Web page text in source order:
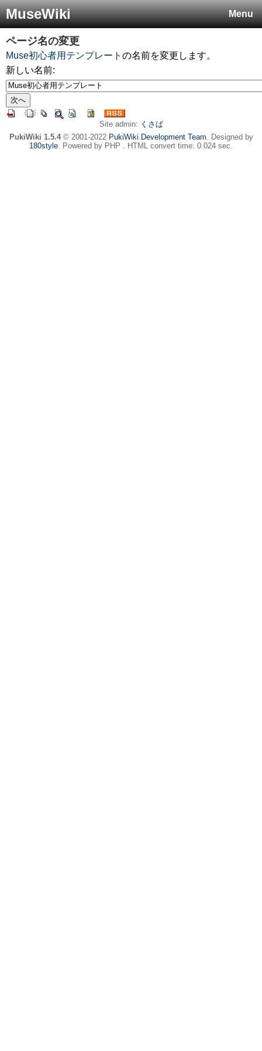
Menu
MuseWiki
ページ名の変更
Muse初心者用テンプレート の名前を変更します。
新しい名前:
Site admin: くさば
PukiWiki 1.5.4© 2001-2022 PukiWiki Development Team. Designed by
180style. Powered by PHP . HTML convert time: 0.024 sec.